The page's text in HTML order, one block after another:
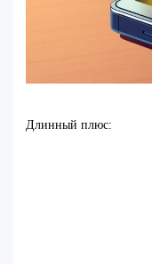
Длинный плюс: